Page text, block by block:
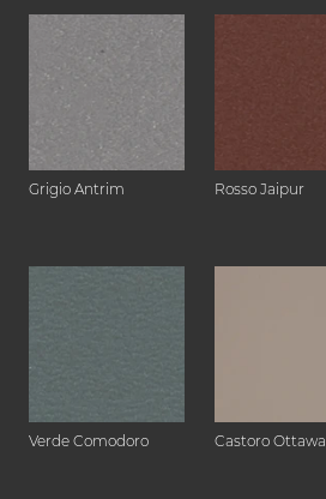
Grigio Antrim Rosso Jaipur
Verde Comodoro Castoro Ottawa